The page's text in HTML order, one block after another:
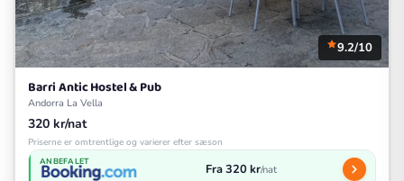
9.2/10
Barri Antic Hostel & Pub
Andorra La Vella
320 kr/nat
Priserne er omtrentlige og varierer efter sæson
ANBEFALET Fra 320 kr/nat